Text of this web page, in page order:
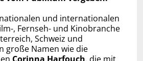
und internationalen
, Fernseh- und Kinobranche
Schweiz und
große Namen wie die